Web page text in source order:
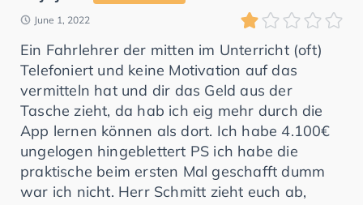
June 1, 2022
Ein Fahrlehrer der mitten im Unterricht (oft)
Telefoniert und keine Motivation auf das
vermitteln hat und dir das Geld aus der
Tasche zieht, da hab ich eig mehr durch die
App lernen können als dort. Ich habe 4.100€
ungelogen hingeblettert PS ich habe die
praktische beim ersten Mal geschafft dumm
war ich nicht. Herr Schmitt zieht euch ab,